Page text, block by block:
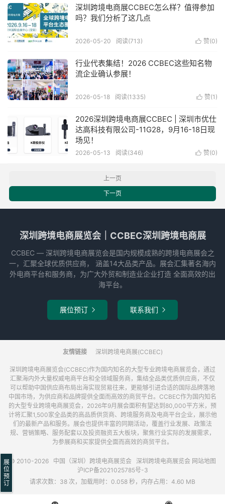
深圳跨境电商展CCBEC怎么样？值得参加
吗？我们分析了这几点
 赞(0)
2026-05-20 阅读(713)
行业代表集结！2026 CCBEC这些知名物
流企业确认参展！
 赞(1 )
2026-05-18 阅读(1335)
2026深圳跨境电商展CCBEC | 深圳市优仕
达高科技有限公司-11G28，9月16-18日现
场见！
 赞(0)
2026-05-13 阅读(346)
上一页
下一页
深圳跨境电商展览会｜CCBEC深圳跨境电商展
CCBEC ― 深圳跨境电商展览会是国内规模成熟的跨境电商展会之
一，汇聚全球优质供应商， 涵盖14大品类产品。展会汇集著名海内
外电商平台和服务商，为广大外贸和制造业企业打造 全面高效的出
海平台。
展位预订  联系我们 
友情链接 深圳跨境电商展(CCBEC)
深圳跨境电商展览会(CCBEC)作为国内知名的大型专业跨境电商展览会，通过
汇聚海内外大量权威电商平台和全领域服务商，集结全品类优质供应商，不仅
可以帮助中国供应商布局出海实现贸易往来，更能够引进合适的国际品牌落地
中国市场，为供应商和品牌提供全面而高效的商贸平台。CCBEC作为国内知名
的大型专业跨境电商展览会，2026年9月展会面积有望达到80,000平方米，预
计将汇聚1,500家全品类的高品质供货商、跨境服务商及电商平台企业，展示他
们的最新产品和服务。展会也提供丰富的同期活动，覆盖行业发展、政策法
规、营销策略、服务配套以及投资融资五大板块，聚焦行业实际的发展需求，
为参展商和买家提供全面而高效的商贸平台。
© 2010-2026 中国（深圳）跨境电商展览会 深圳跨境电商展览会 网站地图
沪ICP备2021025785号-3
请求次数：38 次，加载用时：0.058 秒，内存占用：4.60 MB
展
位
预
订